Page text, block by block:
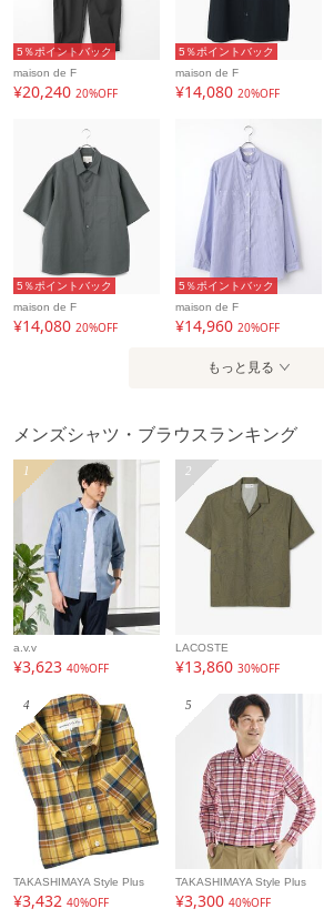
5％ポイントバック
maison de F
¥20,240 20%OFF
5％ポイントバック
maison de F
¥14,080 20%OFF
5％ポイントバック
maison de F
¥14,080 20%OFF
5％ポイントバック
maison de F
¥14,960 20%OFF
もっと見る
メンズシャツ・ブラウスランキング
1
a.v.v
¥3,623 40%OFF
2
LACOSTE
¥13,86030%OFF
4
TAKASHIMAYA Style Plus
¥3,432 40%OFF
5
TAKASHIMAYA Style Plus
¥3,30040%OFF